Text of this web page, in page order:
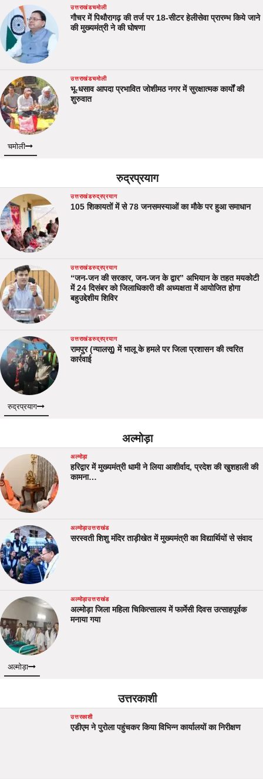
उत्तराखंडचमोली
गौचर में पिथौरागढ़ की तर्ज पर 18-सीटर हेलीसेवा प्रारम्भ किये जाने
की मुख्यमंत्री ने की घोषणा
उत्तराखंडचमोली
भू-धसाव आपदा प्रभावित जोशीमठ नगर में सुरक्षात्मक कार्यों की
शुरुवात
चमोली
रुद्रप्रयाग
उत्तराखंडरुद्रप्रयाग
105 शिकायतों में से 78 जनसमस्याओं का मौके पर हुआ समाधान
उत्तराखंडरुद्रप्रयाग
“जन-जन की सरकार, जन-जन के द्वार” अभियान के तहत मयकोटी
में 24 दिसंबर को जिलाधिकारी की अध्यक्षता में आयोजित होगा
बहुउद्देशीय शिविर
उत्तराखंडरुद्रप्रयाग
रामपुर (न्यालसू) में भालू के हमले पर जिला प्रशासन की त्वरित
कार्रवाई
रुद्रप्रयाग
अल्मोड़ा
अल्मोड़ा
हरिद्वार में मुख्यमंत्री धामी ने लिया आशीर्वाद, प्रदेश की खुशहाली की
कामना…
अल्मोड़ाउत्तराखंड
सरस्वती शिशु मंदिर ताड़ीखेत में मुख्यमंत्री का विद्यार्थियों से संवाद
अल्मोड़ाउत्तराखंड
अल्मोड़ा जिला महिला चिकित्सालय में फार्मेसी दिवस उत्साहपूर्वक
मनाया गया
अल्मोड़ा
उत्तरकाशी
उत्तरकाशी
एडीएम ने पुरोला पहुंचकर किया विभिन्न कार्यालयों का निरीक्षण